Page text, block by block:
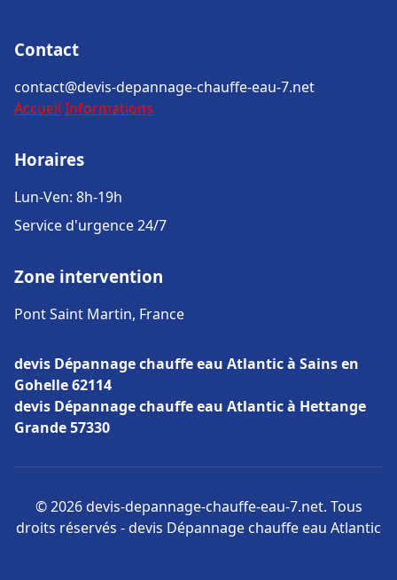
Contact
contact@devis-depannage-chauffe-eau-7.net
Accueil Informations
Horaires
Lun-Ven: 8h-19h
Service d'urgence 24/7
Zone intervention
Pont Saint Martin, France
devis Dépannage chauffe eau Atlantic à Sains en
Gohelle 62114
devis Dépannage chauffe eau Atlantic à Hettange
Grande 57330
© 2026 devis-depannage-chauffe-eau-7.net. Tous
droits réservés - devis Dépannage chauffe eau Atlantic